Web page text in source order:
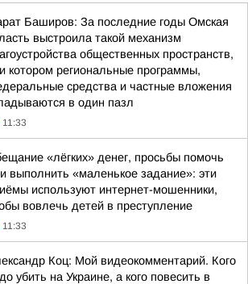
Баширов: За последние годы Омская
выстроила такой механизм
общественных пространств,
котором региональные программы,
средства и частные вложения
в один пазл
11:33
«лёгких» денег, просьбы помочь
выполнить «маленькое задание»: эти
используют интернет-мошенники,
вовлечь детей в преступление
11:33
Коц: Мой видеокомментарий. Кого
убить на Украине, а кого повесить в